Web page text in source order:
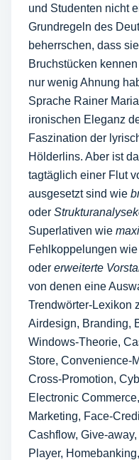
und Studenten nicht
Grundregeln des
beherrschen, dass
Bruchstücken
nur wenig Ahnung
Sprache Rainer
ironischen Eleganz
Faszination der
Hölderlins. Aber ist
tagtäglich einer Flut
ausgesetzt sind wie
oder
Superlativen wie
Fehlkoppelungen wie
oder erweiterte
von denen eine
Trendwörter-Lexikon
Airdesign, Branding,
Windows-Theorie,
Store, Conve­nience-
Cross-Promotion,
Electronic
Marketing, Face-
Cashflow, Give-
Player,